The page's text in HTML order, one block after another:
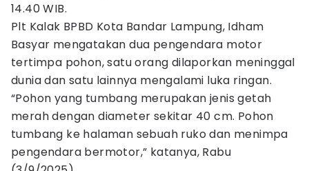
14.40 WIB.
Plt Kalak BPBD Kota Bandar Lampung, Idham
Basyar mengatakan dua pengendara motor
tertimpa pohon, satu orang dilaporkan meninggal
dunia dan satu lainnya mengalami luka ringan.
“Pohon yang tumbang merupakan jenis getah
merah dengan diameter sekitar 40 cm. Pohon
tumbang ke halaman sebuah ruko dan menimpa
pengendara bermotor,” katanya, Rabu